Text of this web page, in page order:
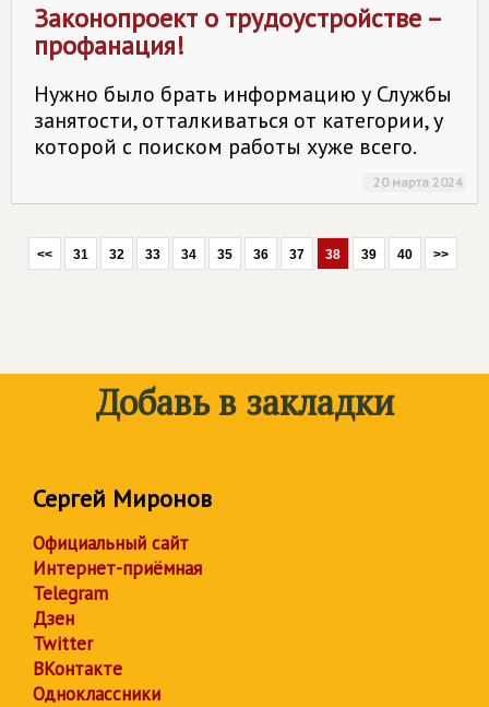
Законопроект о трудоустройстве –
профанация!
Нужно было брать информацию у Службы
занятости, отталкиваться от категории, у
которой с поиском работы хуже всего.
20 марта 2024
<< 31 32 33 34 35 36 37 38 39 40 >>
Добавь в закладки
Сергей Миронов
Официальный сайт
Интернет-приёмная
Telegram
Дзен
Twitter
ВКонтакте
Одноклассники